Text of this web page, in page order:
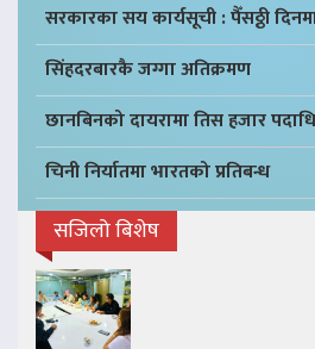
सरकारका सय कार्यसूची : पैँसठ्ठी
सिंहदरबारकै जग्गा अतिक्रमण
छानबिनको दायरामा तिस हजार
चिनी निर्यातमा भारतको प्रतिबन्ध
सजिलो बिशेष